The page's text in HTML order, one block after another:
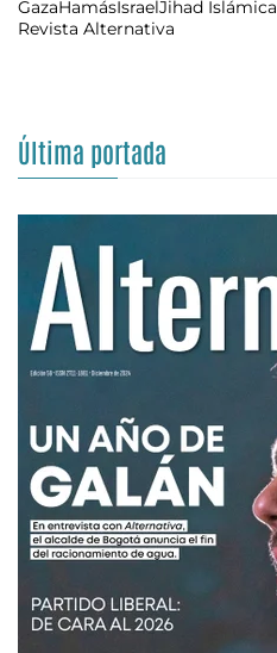
GazaHamásIsraelJihad Islámica
Revista Alternativa
Última portada